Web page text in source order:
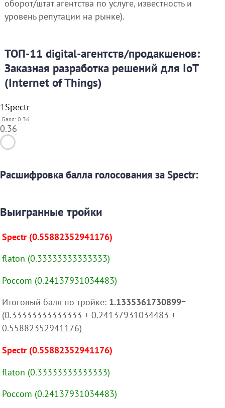
оборот/штат агентства по услуге, известность и
уровень репутации на рынке).
ТОП-11 digital-агентств/продакшенов:
Заказная разработка решений для IoT
(Internet of Things)
1Spectr
Балл:0.36
0.36
Расшифровка балла голосования за Spectr:
Выигранные тройки
Spectr (0.55882352941176)
flaton (0.33333333333333)
Poccom (0.24137931034483)
Итоговый балл по тройке: 1.1335361730899=
(0.33333333333333 + 0.24137931034483 +
0.55882352941176)
Spectr (0.55882352941176)
flaton (0.33333333333333)
Poccom (0.24137931034483)